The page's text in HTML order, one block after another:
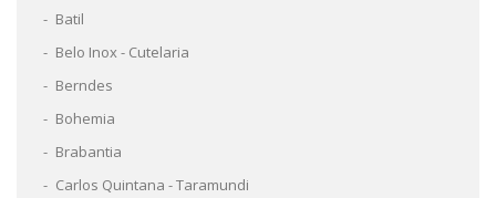
Batil
Belo Inox - Cutelaria
Berndes
Bohemia
Brabantia
Carlos Quintana - Taramundi